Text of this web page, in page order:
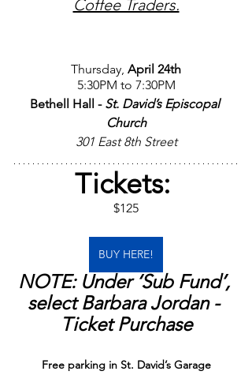
Coffee Traders.
Thursday, April 24th
5:30PM to 7:30PM
Bethell Hall - St. David’s Episcopal
Church
301 East 8th Street
Tickets:
$125
BUY HERE!
NOTE: Under ‘Sub Fund’,
select Barbara Jordan -
Ticket Purchase
Free parking in St. David’s Garage